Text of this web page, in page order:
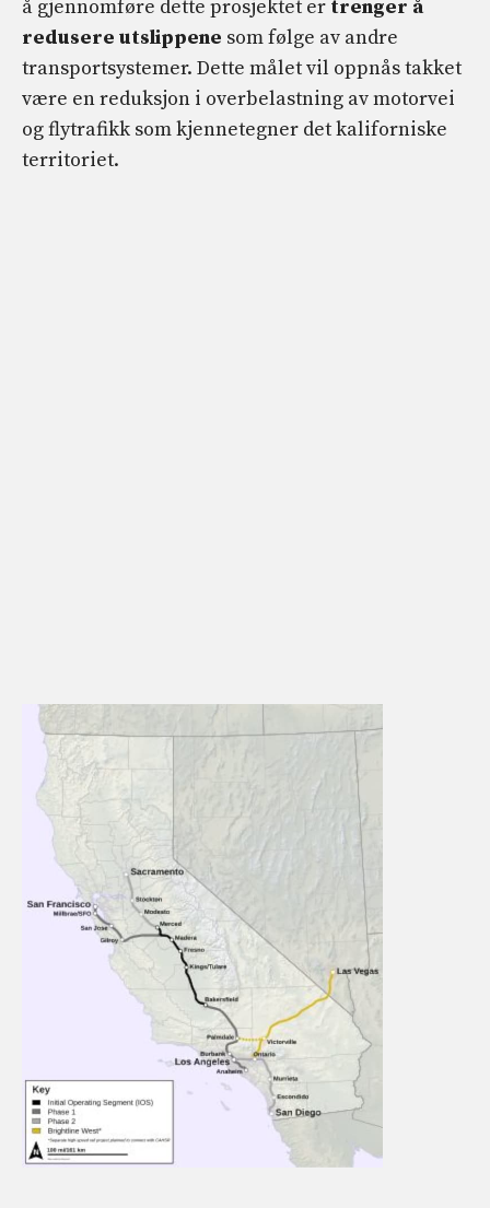
å gjennomføre dette prosjektet er trenger å
redusere utslippene som følge av andre
transportsystemer. Dette målet vil oppnås takket
være en reduksjon i overbelastning av motorvei
og flytrafikk som kjennetegner det kaliforniske
territoriet.